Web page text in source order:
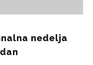
nedelja